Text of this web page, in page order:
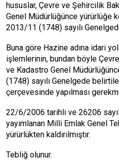
hususlar, Çevre ve Şehircilik
Genel Müdürlüğünce yürürlüğe
2013/11 (1748) sayılı
Buna göre Hazine adına idari
işlemlerinin, bundan böyle
ve Kadastro Genel
(1748) sayılı Genelgede
çerçevesinde yapılması
22/6/2006 tarihli ve 26206
yayımlanan Milli Emlak Genel
yürürlükten kaldırılmıştır.
Tebliğ olunur.